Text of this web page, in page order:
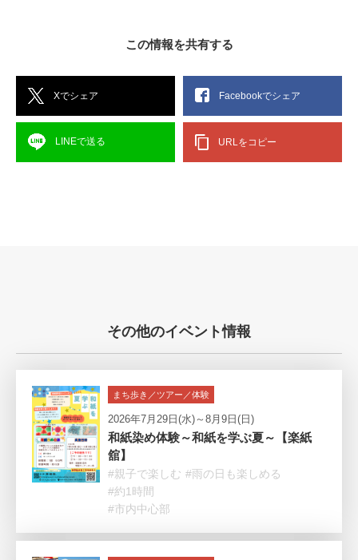
この情報を共有する
Xでシェア Facebookでシェア
LINEで送る URLをコピー
その他のイベント情報
まち歩き／ツアー／体験
2026年7月29日(水)～8月9日(日)
和紙染め体験～和紙を学ぶ夏～【楽紙
舘】
#親子で楽しむ #雨の日も楽しめる
#約1時間
#市内中心部